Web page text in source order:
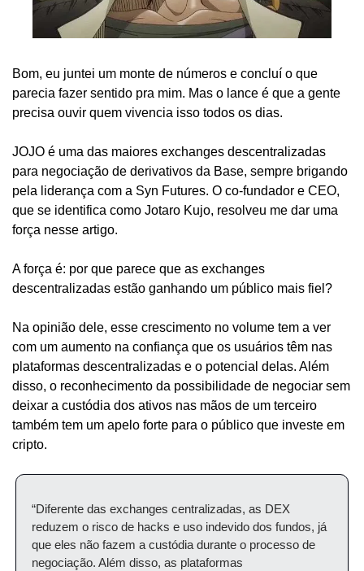
Bom, eu juntei um monte de números e concluí o que
parecia fazer sentido pra mim. Mas o lance é que a gente
precisa ouvir quem vivencia isso todos os dias.
JOJO é uma das maiores exchanges descentralizadas
para negociação de derivativos da Base, sempre brigando
pela liderança com a Syn Futures. O co-fundador e CEO,
que se identifica como Jotaro Kujo, resolveu me dar uma
força nesse artigo.
A força é: por que parece que as exchanges
descentralizadas estão ganhando um público mais fiel?
Na opinião dele, esse crescimento no volume tem a ver
com um aumento na confiança que os usuários têm nas
plataformas descentralizadas e o potencial delas. Além
disso, o reconhecimento da possibilidade de negociar sem
deixar a custódia dos ativos nas mãos de um terceiro
também tem um apelo forte para o público que investe em
cripto.
“Diferente das exchanges centralizadas, as DEX
reduzem o risco de hacks e uso indevido dos fundos, já
que eles não fazem a custódia durante o processo de
negociação. Além disso, as plataformas